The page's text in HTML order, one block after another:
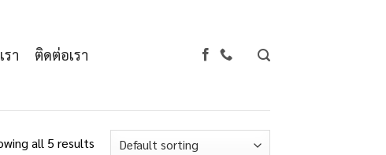
รา ติดต่อเรา
all 5 results